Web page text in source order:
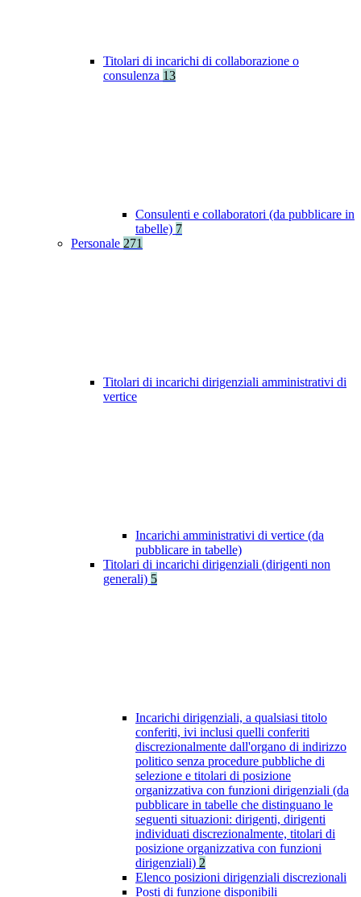
Titolari di incarichi di collaborazione o
consulenza 13
Consulenti e collaboratori (da pubblicare in
tabelle) 7
Personale 271
Titolari di incarichi dirigenziali amministrativi di
vertice
Incarichi amministrativi di vertice (da
pubblicare in tabelle)
Titolari di incarichi dirigenziali (dirigenti non
generali) 5
Incarichi dirigenziali, a qualsiasi titolo
conferiti, ivi inclusi quelli conferiti
discrezionalmente dall'organo di indirizzo
politico senza procedure pubbliche di
selezione e titolari di posizione
organizzativa con funzioni dirigenziali (da
pubblicare in tabelle che distinguano le
seguenti situazioni: dirigenti, dirigenti
individuati discrezionalmente, titolari di
posizione organizzativa con funzioni
dirigenziali) 2
Elenco posizioni dirigenziali discrezionali
Posti di funzione disponibili